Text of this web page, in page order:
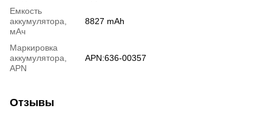
Емкость
аккумулятора,
мАч
8827 mAh
Маркировка
аккумулятора,
APN
APN:636-00357
Отзывы